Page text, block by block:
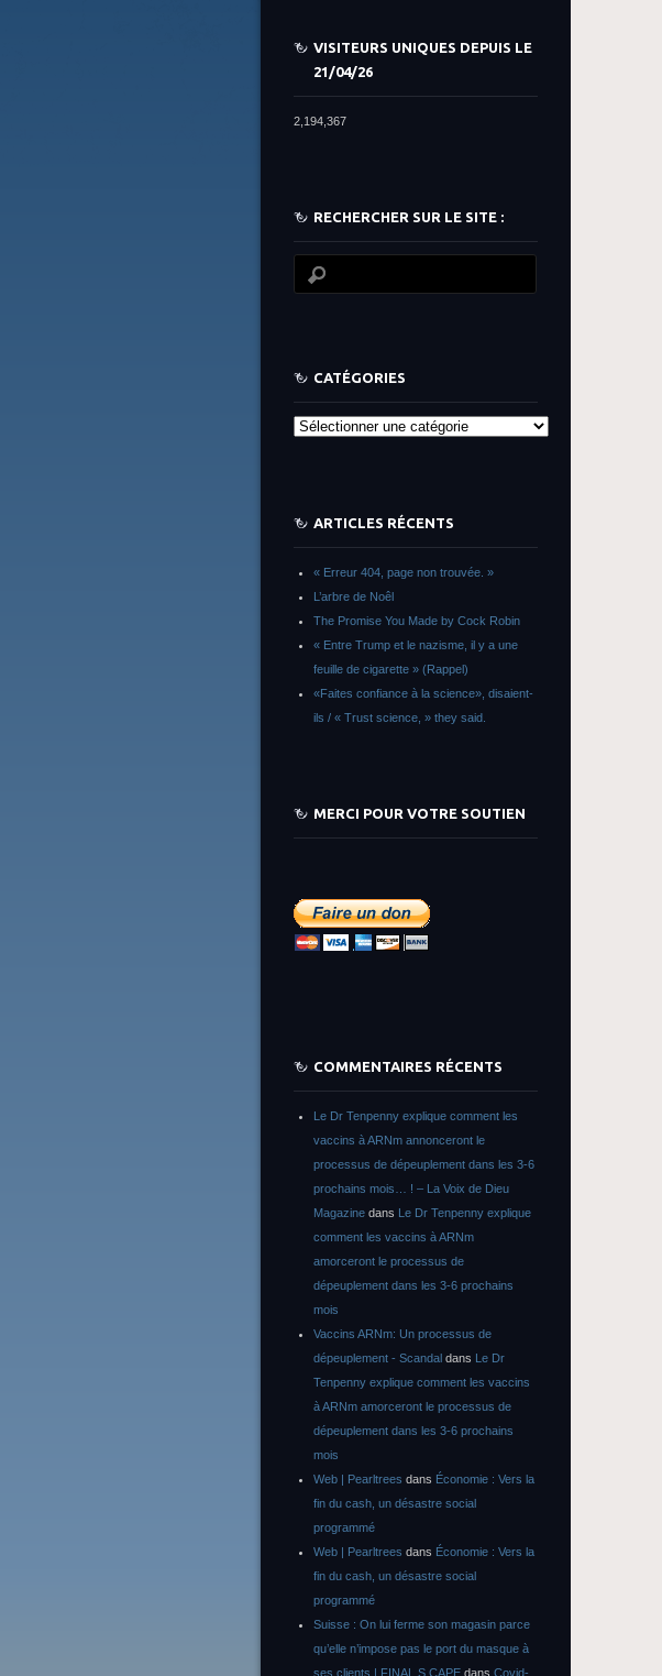
VISITEURS UNIQUES DEPUIS LE
21/04/26
2,194,367
RECHERCHER SUR LE SITE :
CATÉGORIES
Catégories
ARTICLES RÉCENTS
« Erreur 404, page non trouvée. »
L’arbre de Noêl
The Promise You Made by Cock Robin
« Entre Trump et le nazisme, il y a une
feuille de cigarette » (Rappel)
«Faites confiance à la science», disaient-
ils / « Trust science, » they said.
MERCI POUR VOTRE SOUTIEN
COMMENTAIRES RÉCENTS
Le Dr Tenpenny explique comment les
vaccins à ARNm annonceront le
processus de dépeuplement dans les 3-6
prochains mois… ! – La Voix de Dieu
Magazine dans Le Dr Tenpenny explique
comment les vaccins à ARNm
amorceront le processus de
dépeuplement dans les 3-6 prochains
mois
Vaccins ARNm: Un processus de
dépeuplement - Scandal dans Le Dr
Tenpenny explique comment les vaccins
à ARNm amorceront le processus de
dépeuplement dans les 3-6 prochains
mois
Web | Pearltrees dans Économie : Vers la
fin du cash, un désastre social
programmé
Web | Pearltrees dans Économie : Vers la
fin du cash, un désastre social
programmé
Suisse : On lui ferme son magasin parce
qu’elle n’impose pas le port du masque à
ses clients | FINAL S CAPE dans Covid-